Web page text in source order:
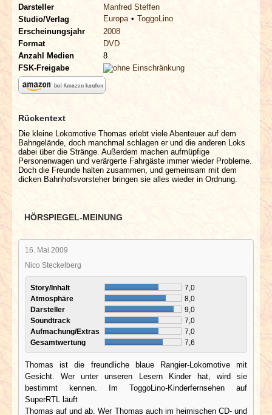
Darsteller
Manfred Steffen
Studio/Verlag
Europa
ToggoLino
Erscheinungsjahr
2008
Format
DVD
Anzahl Medien
8
FSK-Freigabe
Rückentext
Die kleine Lokomotive Thomas erlebt viele Abenteuer auf dem
Bahngelände, doch manchmal schlagen er und die anderen Loks
dabei über die Stränge. Außerdem machen aufmüpfige
Personenwagen und verärgerte Fahrgäste immer wieder Probleme.
Doch die Freunde halten zusammen, und gemeinsam mit dem
dicken Bahnhofsvorsteher bringen sie alles wieder in Ordnung.
HÖRSPIEGEL-MEINUNG
16. Mai 2009
Nico Steckelberg
Story/Inhalt
7,0
Atmosphäre
8,0
Darsteller
9,0
Soundtrack
7,0
Aufmachung/Extras
7,0
Gesamtwertung
7,6
Thomas ist die freundliche blaue Rangier-Lokomotive mit
Gesicht. Wer unter unseren Lesern Kinder hat, wird sie
bestimmt kennen. Im ToggoLino-Kinderfernsehen auf
SuperRTL läuft
Thomas auf und ab. Wer Thomas auch im heimischen CD- und